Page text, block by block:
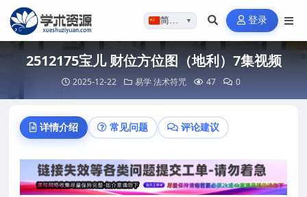
简体…▼ 登录
2512175宝儿 财位方位图（地利）7集视频
2025-12-22 易学 法术符咒 47 0
详情介绍 常见问题 评论建议